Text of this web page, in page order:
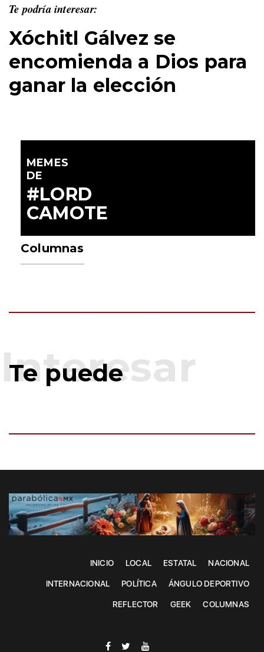
Te podría interesar:
Xóchitl Gálvez se
encomienda a Dios para
ganar la elección
MEMES
DE
#LORD
CAMOTE
Columnas
Te puede
INICIO LOCAL ESTATAL NACIONAL
INTERNACIONAL POLÍTICA ÁNGULO DEPORTIVO
REFLECTOR GEEK COLUMNAS